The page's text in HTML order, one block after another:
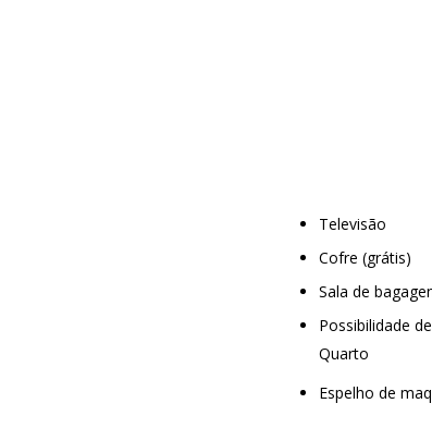
Televisão
Cofre (grátis)
Sala de
Possibilidade
Quarto
Espelho de